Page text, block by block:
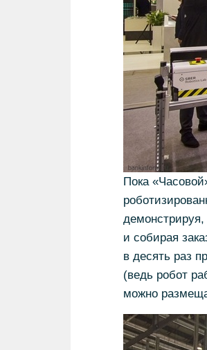
Пока
демонстрируя,
и собирая
в десять раз
(ведь робот
можно